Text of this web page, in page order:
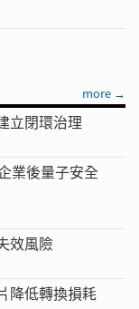
more →
立閉環治理
業後量子安全
效風險
降低轉換損耗